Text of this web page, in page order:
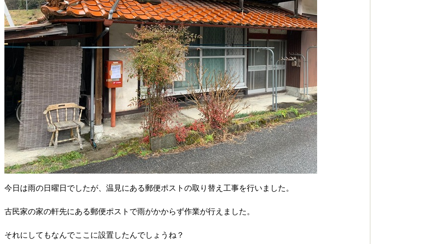
今日は雨の日曜日でしたが、温見にある郵便ポストの取り替え工事を行いました。
古民家の家の軒先にある郵便ポストで雨がかからず作業が行えました。
それにしてもなんでここに設置したんでしょうね？